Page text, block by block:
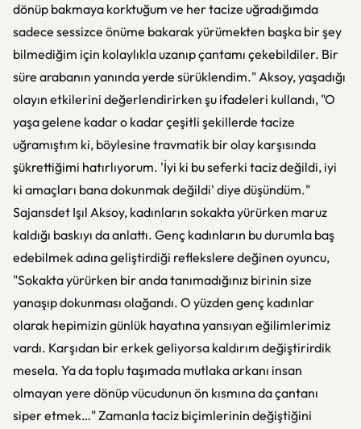
dönüp bakmaya korktuğum ve her tacize uğradığımda
sadece sessizce önüme bakarak yürümekten başka bir şey
bilmediğim için kolaylıkla uzanıp çantamı çekebildiler. Bir
süre arabanın yanında yerde sürüklendim." Aksoy, yaşadığı
olayın etkilerini değerlendirirken şu ifadeleri kullandı, "O
yaşa gelene kadar o kadar çeşitli şekillerde tacize
uğramıştım ki, böylesine travmatik bir olay karşısında
şükrettiğimi hatırlıyorum. 'İyi ki bu seferki taciz değildi, iyi
ki amaçları bana dokunmak değildi' diye düşündüm."
Sajansdet Işıl Aksoy, kadınların sokakta yürürken maruz
kaldığı baskıyı da anlattı. Genç kadınların bu durumla baş
edebilmek adına geliştirdiği reflekslere değinen oyuncu,
"Sokakta yürürken bir anda tanımadığınız birinin size
yanaşıp dokunması olağandı. O yüzden genç kadınlar
olarak hepimizin günlük hayatına yansıyan eğilimlerimiz
vardı. Karşıdan bir erkek geliyorsa kaldırım değiştirirdik
mesela. Ya da toplu taşımada mutlaka arkanı insan
olmayan yere dönüp vücudunun ön kısmına da çantanı
siper etmek…" Zamanla taciz biçimlerinin değiştiğini